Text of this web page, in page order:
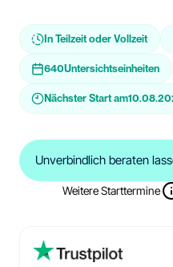
In Teilzeit oder Vollzeit
640Untersichtseinheiten
Nächster Start am
Unverbindlich beraten
Weitere Starttermine